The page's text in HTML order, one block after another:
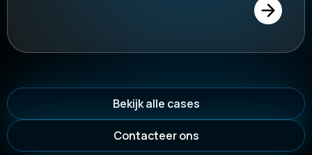
Bekijk alle cases
Contacteer ons